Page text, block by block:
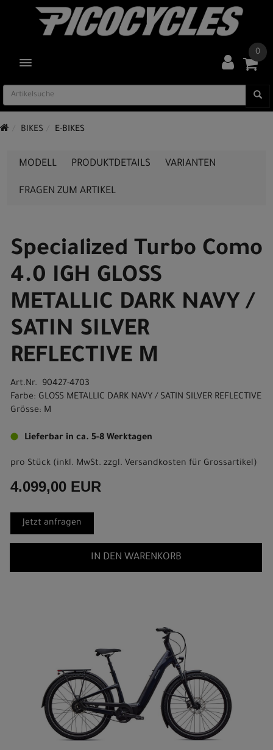
TOGGLE NAVIGATION
0
BIKES E-BIKES
MODELL PRODUKTDETAILS VARIANTEN
FRAGEN ZUM ARTIKEL
Specialized Turbo Como
4.0 IGH GLOSS
METALLIC DARK NAVY /
SATIN SILVER
REFLECTIVE M
Art.Nr. 90427-4703
Farbe: GLOSS METALLIC DARK NAVY / SATIN SILVER REFLECTIVE
Grösse: M
Lieferbar in ca. 5-8 Werktagen
pro Stück (inkl. MwSt. zzgl. Versandkosten für Grossartikel)
4.099,00 EUR
Jetzt anfragen
IN DEN WARENKORB